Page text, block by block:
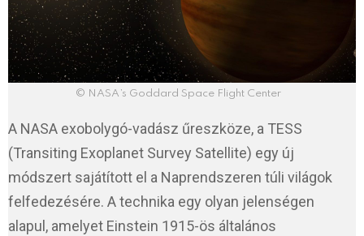
© NASA’s Goddard Space Flight Center
A NASA exobolygó-vadász űreszköze, a TESS
(Transiting Exoplanet Survey Satellite) egy új
módszert sajátított el a Naprendszeren túli világok
felfedezésére. A technika egy olyan jelenségen
alapul, amelyet Einstein 1915-ös általános